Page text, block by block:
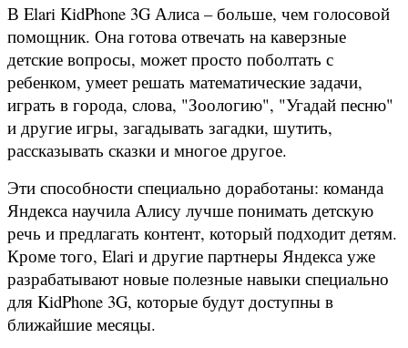
В Elari KidPhone 3G Алиса – больше, чем голосовой
помощник. Она готова отвечать на каверзные
детские вопросы, может просто поболтать с
ребенком, умеет решать математические задачи,
играть в города, слова, "Зоологию", "Угадай песню"
и другие игры, загадывать загадки, шутить,
рассказывать сказки и многое другое.
Эти способности специально доработаны: команда
Яндекса научила Алису лучше понимать детскую
речь и предлагать контент, который подходит детям.
Кроме того, Elari и другие партнеры Яндекса уже
разрабатывают новые полезные навыки специально
для KidPhone 3G, которые будут доступны в
ближайшие месяцы.